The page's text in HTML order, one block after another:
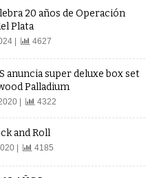
20 años de Operación
Plata
| 4627
anuncia super deluxe box set
Palladium
| 4322
and Roll
| 4185